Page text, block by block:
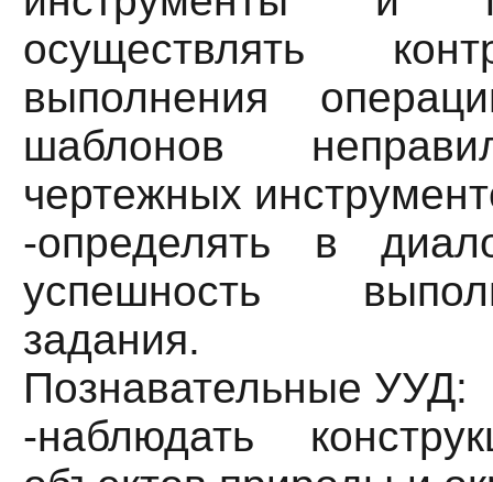
осуществлять
выполнения
шаблонов
чертежных
-определять в
успешность
задания.
Познавательные УУД:
-наблюдать